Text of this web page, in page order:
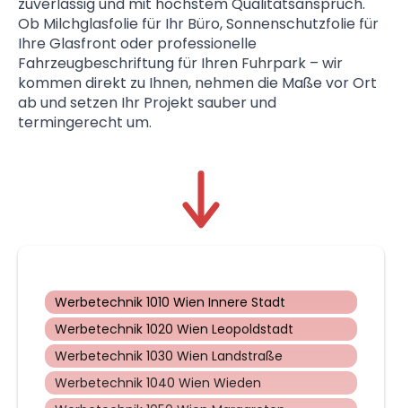
zuverlässig und mit höchstem Qualitätsanspruch.
Ob Milchglasfolie für Ihr Büro, Sonnenschutzfolie für
Ihre Glasfront oder professionelle
Fahrzeugbeschriftung für Ihren Fuhrpark – wir
kommen direkt zu Ihnen, nehmen die Maße vor Ort
ab und setzen Ihr Projekt sauber und
termingerecht um.
Werbetechnik 1010 Wien Innere Stadt
Werbetechnik 1020 Wien Leopoldstadt
Werbetechnik 1030 Wien Landstraße
Werbetechnik 1040 Wien Wieden